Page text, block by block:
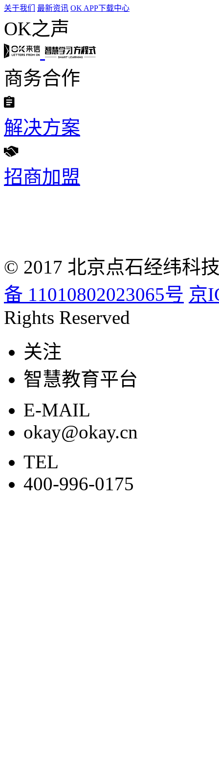
关于我们 最新资讯 OK APP下载中心
OK之声
商务合作
解决方案
招商加盟
© 2017 北京点石经纬
备 11010802023065号 京
Rights Reserved
关注
智慧教育平台
E-MAIL
okay@okay.cn
TEL
400-996-0175